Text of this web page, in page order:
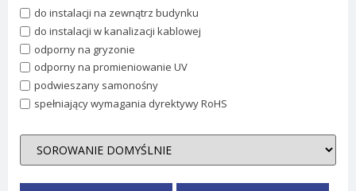
do instalacji na zewnątrz budynku
do instalacji w kanalizacji kablowej
odporny na gryzonie
odporny na promieniowanie UV
podwieszany samonośny
spełniający wymagania dyrektywy RoHS